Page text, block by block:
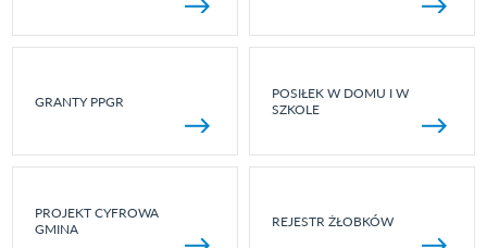
GRANTY PPGR
POSIŁEK W DOMU I W
SZKOLE
PROJEKT CYFROWA
GMINA
REJESTR ŻŁOBKÓW